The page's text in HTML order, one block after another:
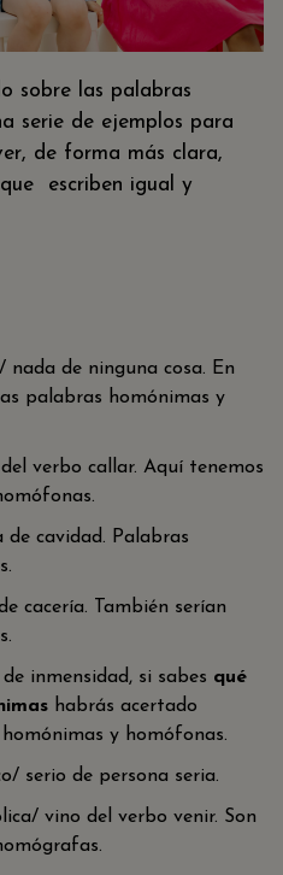
sobre las palabras
serie de ejemplos para
de forma más clara,
escriben igual y
de ninguna cosa. En
palabras homónimas y
verbo callar. Aquí tenemos
cavidad. Palabras
cacería. También serían
inmensidad, si sabes qué
habrás acertado
y homófonas.
serio de persona seria.
vino del verbo venir. Son